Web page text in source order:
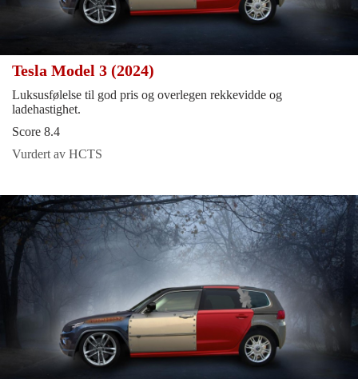
Tesla Model 3 (2024)
Luksusfølelse til god pris og overlegen rekkevidde og
ladehastighet.
Score 8.4
Vurdert av HCTS